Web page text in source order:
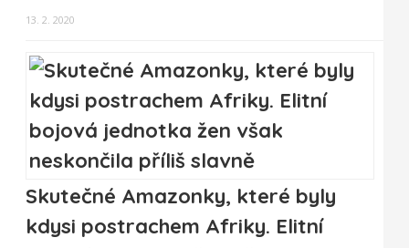
13. 2. 2020
Skutečné Amazonky, které byly
kdysi postrachem Afriky. Elitní